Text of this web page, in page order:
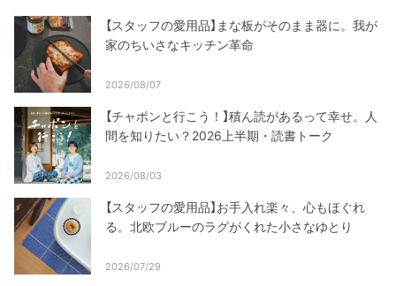
【スタッフの愛用品】まな板がそのまま器に。我が
家のちいさなキッチン革命
2026/08/07
【チャポンと行こう！】積ん読があるって幸せ。人
間を知りたい？2026上半期・読書トーク
2026/08/03
【スタッフの愛用品】お手入れ楽々、心もほぐれ
る。北欧ブルーのラグがくれた小さなゆとり
2026/07/29